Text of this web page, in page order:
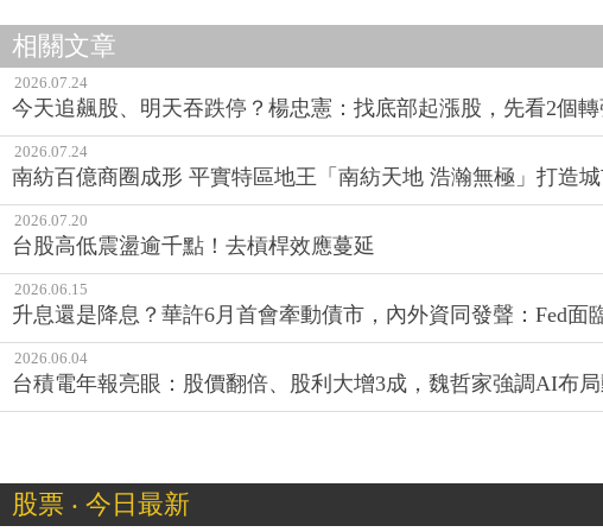
相關文章
2026.07.24
今天追飆股、明天吞跌停？楊忠憲：找底部起漲股，先看2個
2026.07.24
南紡百億商圈成形 平實特區地王「南紡天地 浩瀚無極」打造
2026.07.20
台股高低震盪逾千點！去槓桿效應蔓延
2026.06.15
升息還是降息？華許6月首會牽動債市，內外資同發聲：Fed
2026.06.04
台積電年報亮眼：股價翻倍、股利大增3成，魏哲家強調AI布
股票 ‧ 今日最新